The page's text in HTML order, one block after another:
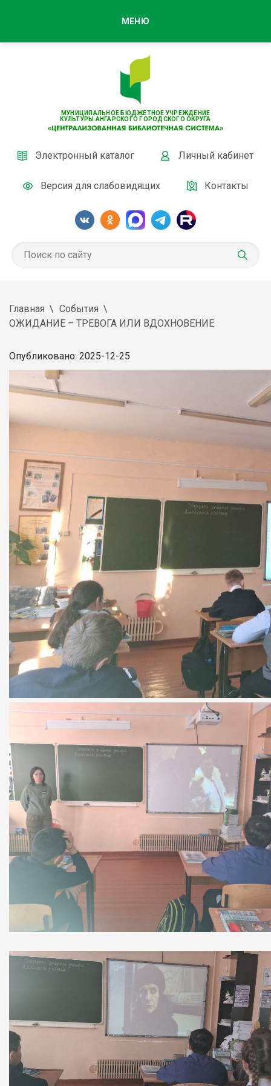
МУНИЦИПАЛЬНОЕ БЮДЖЕТНОЕ УЧРЕЖДЕНИЕ
КУЛЬТУРЫ АНГАРСКОГО ГОРОДСКОГО ОКРУГА
Электронный каталог Личный кабинет
Версия для слабовидящих Контакты
МЕНЮ
Главная
События
ОЖИДАНИЕ – ТРЕВОГА ИЛИ ВДОХНОВЕНИЕ
Опубликовано: 2025-12-25